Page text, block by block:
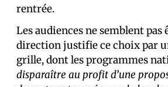
rentrée.
Les audiences ne semblent pas
direction justifie ce choix par
grille, dont les programmes
disparaître au profit d’une